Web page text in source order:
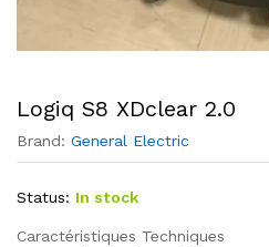
Logiq S8 XDclear 2.0
Brand: General Electric
Status: In stock
Caractéristiques Techniques